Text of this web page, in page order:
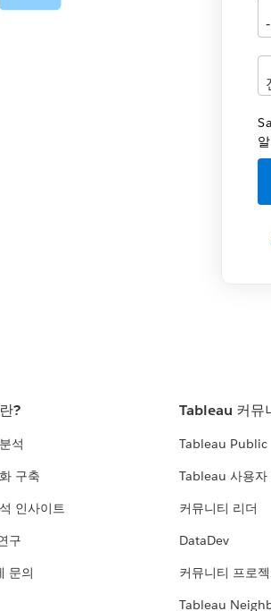
?
석
구축
인사이트
구
문의
Tableau 커뮤
Tableau Public
Tableau 사용자
커뮤니티 리더
DataDev
커뮤니티 프로
Tableau